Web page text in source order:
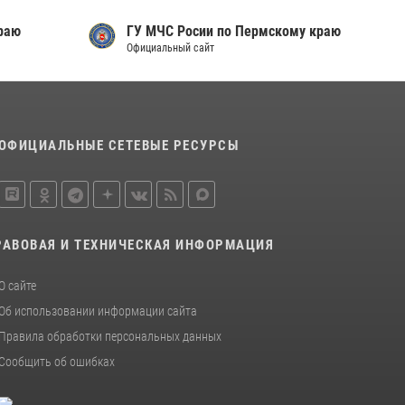
В Пермском крае росгвардейцы приняли
общественного порядка на юбилейном
03 августа 2026, 11:14
ГУ МЧС Росии по Пермскому краю
Официальный сайт
СЕТЕВЫЕ РЕСУРСЫ
И ТЕХНИЧЕСКАЯ ИНФОРМАЦИЯ
О сайте
Об использовании информации сайта
Правила обработки персональных данных
Сообщить об ошибках